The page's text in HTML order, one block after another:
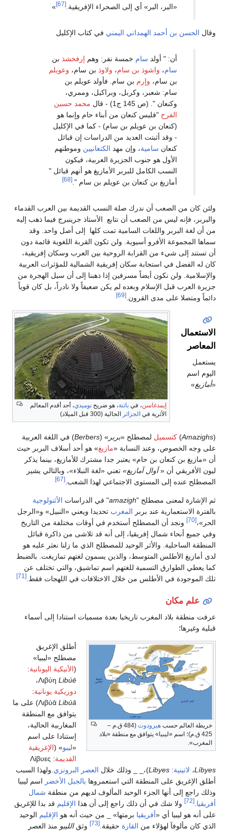
البر» أي إلى الصحراء الإفريقية.
»
الهمداني اليمنيفي كتاب الإكليل
خمسة نفر: وهمإرفخشذبن
وذ بن سام،ولا وذبن سام،وعو يلم
بن سام. فأولد عويلم بن
شعبر، وكربل، وبراكيل، وممري،
محمد حسين
"فليس كنعان من أبناء حام وإنما هو
بن عويلم بن سام) - كما في الإكليل
أثبتت العديد من الدراسات إن قبائل
، وإن مهدالكنعانيينوموطنهم
هو جنوب الجزيرة العربية، فيكون
الكامل للبربر الأمازيغ هو أنهم قبائل "
بن كنعان بن عويلم بن سام ".
أن ندرك صلة النسب القديمة بين العرب القدماء
من الصعب أن نتابع الأستاذ جرينبرج فيما ذهب إليه
واللغات السامية تمت كلها إلى أصل واحد. وقد
أسيوية. ولن تكون القربة اللغوية قائمة دون
من القرابة الروحية بين العرب وسكان إفريقية،
استجابة سكان إفريقية الشمالية للمؤثرات العربية
نكون أيضاً مسرفين إذا ذهبنا إلى أن سيل الهجرة من
الإسلام وبعده لم يكن ضعيفاً ولا نادراً، بل كان قوياً
مدى القرون.[69]
، هو ضريحنوميدي ، أحد أقدم المعالم
الحالية (300 قبل الميلاد)
لمصطلح « بربر» (
Berbers) في اللغة العربية
وعند النسابة «مازيغ » هو أحد أسلاف البربر حيث
بن حام» يعتبر جدا مشترك للأمازيغ، بينما يذكر
آوال آمازيغ»تعني «لغة النبلاء»، وبالتالي يشير
المستوى الاجتماعي لهذا الشعب.
مصطلح "amazigh " في الدراساتالأثنولوجية
عند بربرالمغرب تحديدا ويعني «النبيل» و«الرجل
المصطلح أستخدم في أوقات مختلفة من التاريخ
إفريقيا، إلى أنه قد تلاشى من ذاكرة قبائل
والأثر الوحيد للمصطلح الذي ما زلنا نعثر عليه هو
المتوسط، والذين يسمون لغتهم تمازيغت. بالضبط
التسمية للغتهم اسم تماشيق، والتي تختلف عن
الأطلس من خلال الاختلافات في اللهجات فقط.
المغرب تاريخيا بعدة مسميات استنادا إلى أسماء
هيرودوت
(484 ق.م –
يتوافق مع منطقة «بلاد
أطلق الإغريق
مصطلح «ليبيا»
(الأتيكية اليونانية
ΛιβύηLibúē
دوريكية يونانية
ΛιβύᾱLibúā
) على ما
يتوافق مع المنطقة
المغاربية الحالية،
إستنادا على اسم
Libyes)،_ _ وذلك خلالالعصر البرونزي.ولهذا السبب
المنطقة التي استعمروهابالجبل الأخضراسم ليبيا
الجزء الوحيد المألوف لديهم من منطقةشمال
في أن ذلك راجع إلى أن هذاالإقليمقد بدا للإغريق
أي «أفريقيا برمتها» _ من حيث أنه هوالإقليمالوحيد
لهؤلاء منالقارةحقيقة.[73] وثقالليبومنذ العصر